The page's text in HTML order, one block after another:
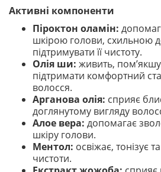
Активні компоненти
Піроктон оламін:
шкірою голови, схильною
підтримувати її чистоту.
Олія ши: живить,
підтримати комфортний
волосся.
Арганова олія: сприяє
доглянутому вигляду
Алое вера: допомагає
шкіру голови.
Ментол: освіжає, тонізує
чистоти.